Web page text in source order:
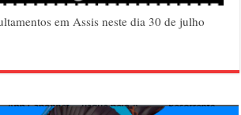
em Assis neste dia 30 de julho